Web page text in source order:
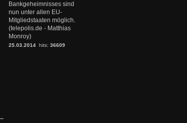
Bankgeheimnisses sind
nun unter allen EU-
Mitgliedstaaten möglich.
(telepolis.de - Matthias
Monroy)
25.03.2014 hits: 36609